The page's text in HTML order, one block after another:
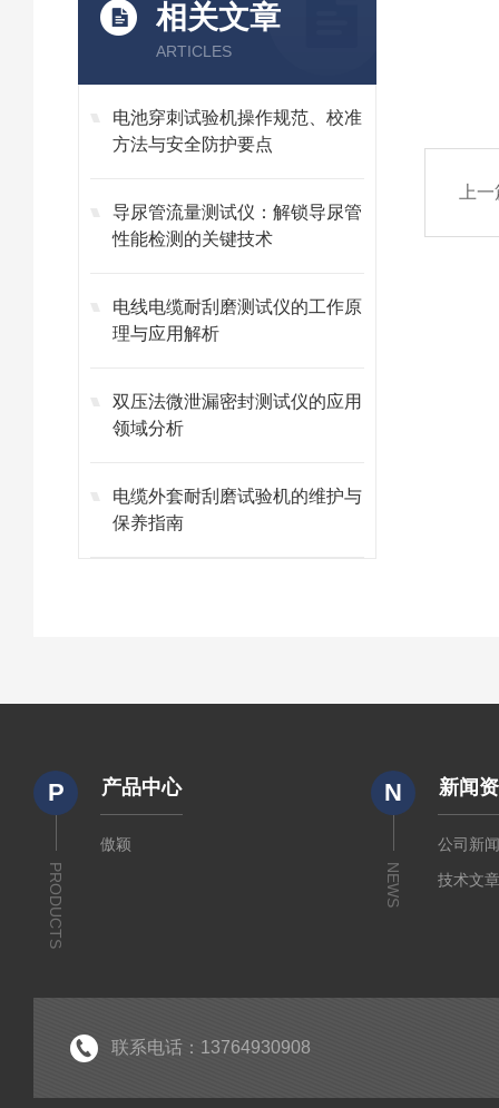
相关文章
ARTICLES
电池穿刺试验机操作规范、校准
方法与安全防护要点
导尿管流量测试仪：解锁导尿管
性能检测的关键技术
电线电缆耐刮磨测试仪的工作原
理与应用解析
双压法微泄漏密封测试仪的应用
领域分析
电缆外套耐刮磨试验机的维护与
保养指南
上
P
PRODUCTS
产品中心
傲颖
N
NEWS
新闻
公司新
技术文
联系电话：13764930908